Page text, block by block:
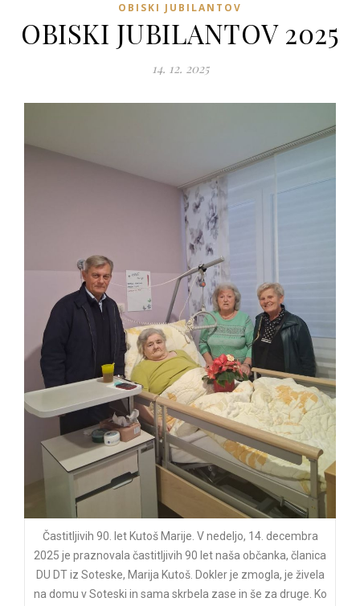
OBISKI JUBILANTOV
OBISKI JUBILANTOV 2025
14. 12. 2025
Častitljivih 90. let Kutoš Marije. V nedeljo, 14. decembra
2025 je praznovala častitljivih 90 let naša občanka, članica
DU DT iz Soteske, Marija Kutoš. Dokler je zmogla, je živela
na domu v Soteski in sama skrbela zase in še za druge. Ko